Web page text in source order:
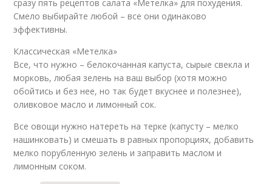
сразу пять рецептов салата «Метелка» для похудения.
Смело выбирайте любой – все они одинаково
эффективны.
Классическая «Метелка»
Все, что нужно – белокочанная капуста, сырые свекла и
морковь, любая зелень на ваш выбор (хотя можно
обойтись и без нее, но так будет вкуснее и полезнее),
оливковое масло и лимонный сок.
Все овощи нужно натереть на терке (капусту – мелко
нашинковать) и смешать в равных пропорциях, добавить
мелко порубленную зелень и заправить маслом и
лимонным соком.